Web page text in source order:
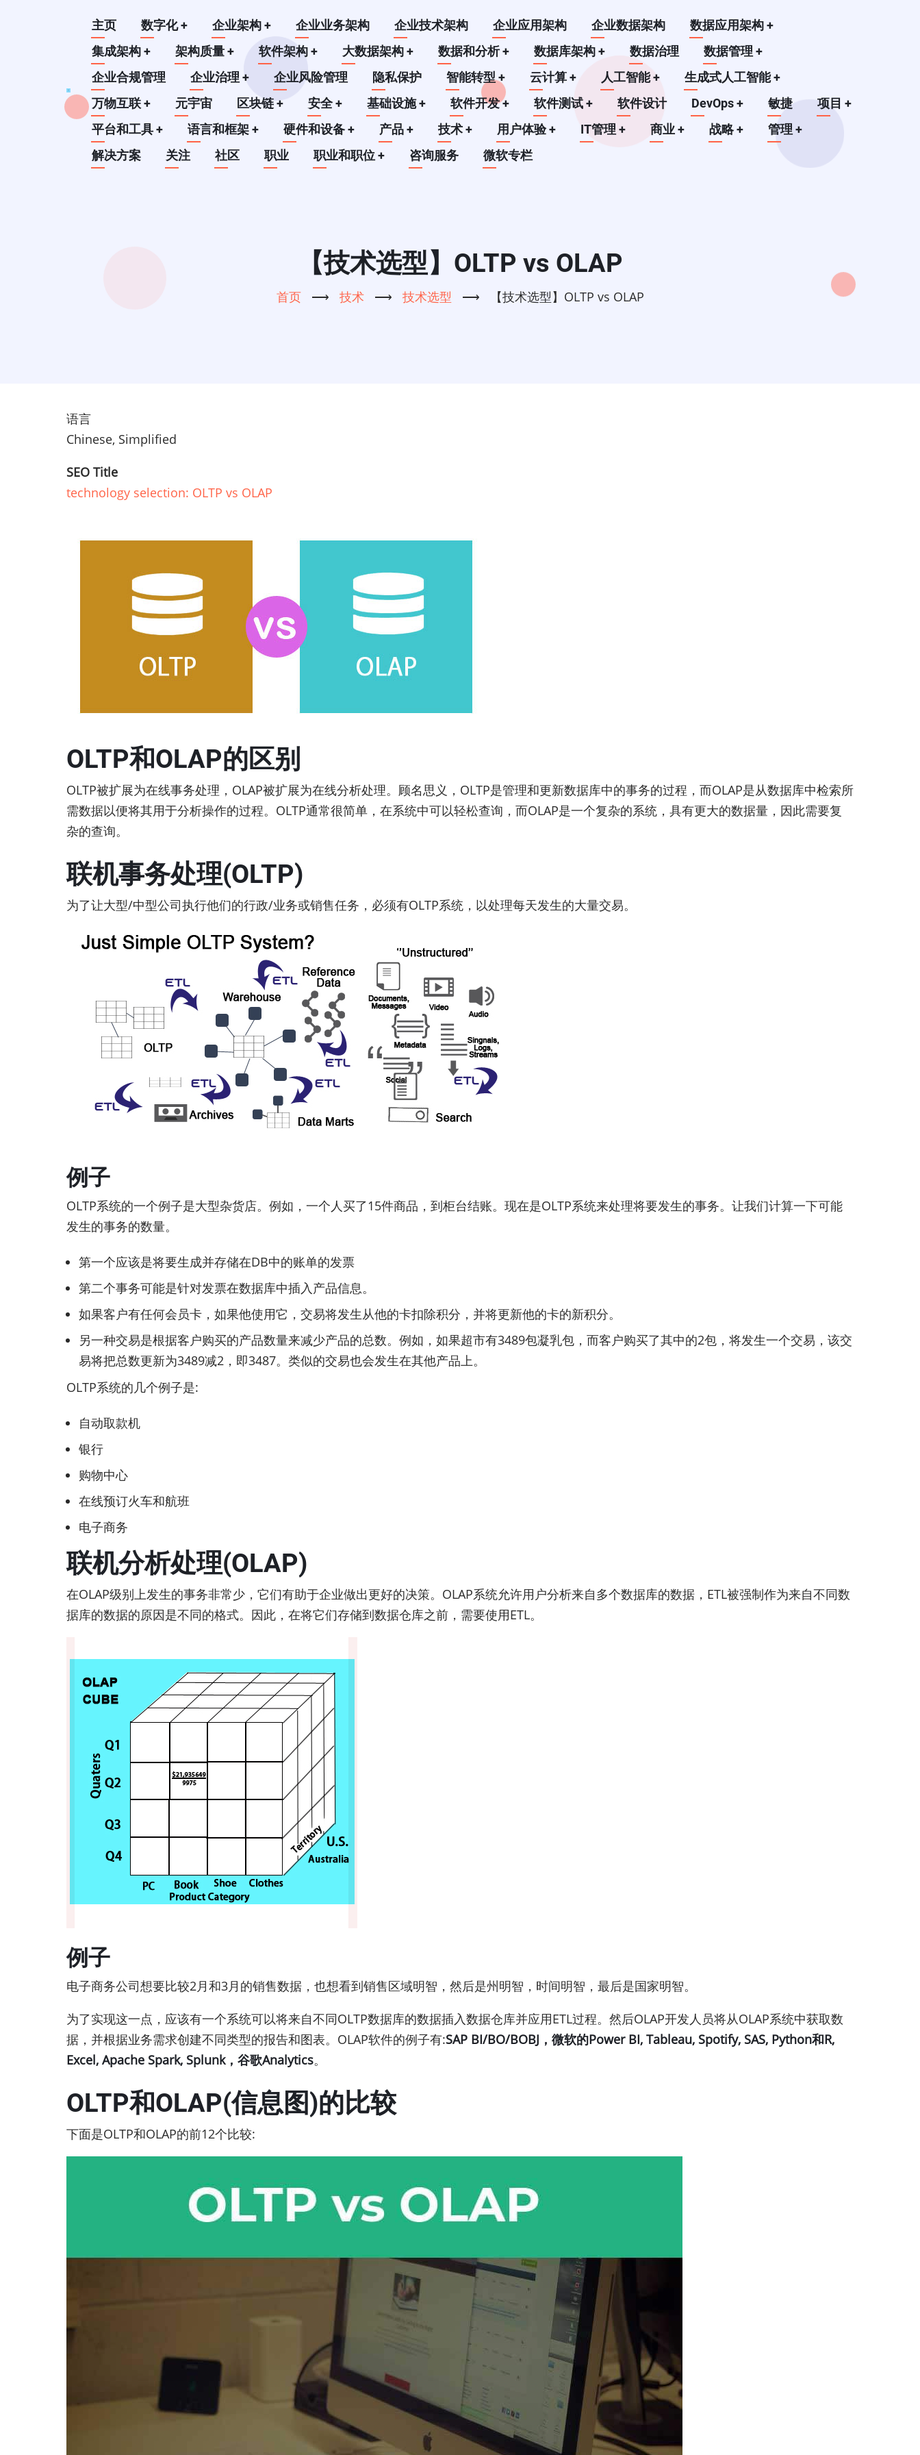
Main
navigation
主页 数字化+ 企业架构+ 企业业务架构 企业技术架构 企业应用架构 企业数据架构 数据应用架构+
集成架构+ 架构质量+ 软件架构+ 大数据架构+ 数据和分析+ 数据库架构+ 数据治理 数据管理+
企业合规管理
企业治理+ 企业风险管理 隐私保护 智能转型+ 云计算+ 人工智能+ 生成式人工智能+
万物互联+ 元宇宙 区块链+ 安全+ 基础设施+ 软件开发+ 软件测试+ 软件设计 DevOps+ 敏捷 项目+
平台和工具+ 语言和框架+ 硬件和设备+ 产品+ 技术+ 用户体验+ IT管理+ 商业+ 战略+ 管理+
解决方案
关注 社区 职业 职业和职位+ 咨询服务 微软专栏
【技术选型】OLTP vs OLAP
首页 ⟶ 技术 ⟶ 技术选型 ⟶ 【技术选型】OLTP vs OLAP
语言
Chinese, Simplified
SEO Title
technology selection: OLTP vs OLAP
OLTP和OLAP的区别
OLTP被扩展为在线事务处理，OLAP被扩展为在线分析处理。顾名思义，OLTP是管理和更新数据库中的事务的过程，而OLAP是从数据库中检索所
需数据以便将其用于分析操作的过程。OLTP通常很简单，在系统中可以轻松查询，而OLAP是一个复杂的系统，具有更大的数据量，因此需要复
杂的查询。
联机事务处理(OLTP)
为了让大型/中型公司执行他们的行政/业务或销售任务，必须有OLTP系统，以处理每天发生的大量交易。
例子
OLTP系统的一个例子是大型杂货店。例如，一个人买了15件商品，到柜台结账。现在是OLTP系统来处理将要发生的事务。让我们计算一下可能
发生的事务的数量。
第一个应该是将要生成并存储在DB中的账单的发票
第二个事务可能是针对发票在数据库中插入产品信息。
如果客户有任何会员卡，如果他使用它，交易将发生从他的卡扣除积分，并将更新他的卡的新积分。
另一种交易是根据客户购买的产品数量来减少产品的总数。例如，如果超市有3489包凝乳包，而客户购买了其中的2包，将发生一个交易，该交
易将把总数更新为3489减2，即3487。类似的交易也会发生在其他产品上。
OLTP系统的几个例子是:
自动取款机
银行
购物中心
在线预订火车和航班
电子商务
联机分析处理(OLAP)
在OLAP级别上发生的事务非常少，它们有助于企业做出更好的决策。OLAP系统允许用户分析来自多个数据库的数据，ETL被强制作为来自不同数
据库的数据的原因是不同的格式。因此，在将它们存储到数据仓库之前，需要使用ETL。
例子
电子商务公司想要比较2月和3月的销售数据，也想看到销售区域明智，然后是州明智，时间明智，最后是国家明智。
为了实现这一点，应该有一个系统可以将来自不同OLTP数据库的数据插入数据仓库并应用ETL过程。然后OLAP开发人员将从OLAP系统中获取数
据，并根据业务需求创建不同类型的报告和图表。OLAP软件的例子有:SAP BI/BO/BOBJ，微软的Power BI, Tableau, Spotify, SAS, Python和R,
Excel, Apache Spark, Splunk，谷歌Analytics。
OLTP和OLAP(信息图)的比较
下面是OLTP和OLAP的前12个比较: